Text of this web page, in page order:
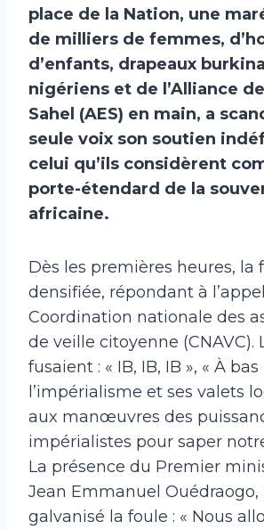
place de la Nation, une
de milliers de femmes,
d’enfants, drapeaux
nigériens et de l’Alliance
Sahel (AES) en main, a
seule voix son soutien
celui qu’ils considèrent
porte-étendard de la
africaine.
Dès les premières heures, la
densifiée, répondant à
Coordination nationale des
de veille citoyenne (CNAVC).
fusaient : « IB, IB, IB », « À bas
l’impérialisme et ses valets
aux manœuvres des
impérialistes pour saper
La présence du Premier
Jean Emmanuel Ouédraogo,
galvanisé la foule : « Nous